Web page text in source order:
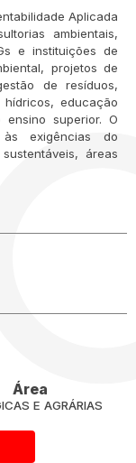
Aplicada
ambientais,
e instituições de
projetos de
de resíduos,
educação
superior. O
exigências do
áreas
Área
E AGRÁRIAS